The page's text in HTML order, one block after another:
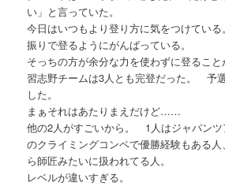
い」と言っていた。
今日はいつもより登り方に気をつけてい
振りで登るようにがんばっている。
そっちの方が余分な力を使わずに登ること
習志野チームは3人とも完登だった。 予
した。
まぁそれはあたりまえだけど……
他の2人がすごいから。 1人はジャパンツ
のクライミングコンペで優勝経験もある
ら師匠みたいに扱われてる人。
レベルが違いすぎる。